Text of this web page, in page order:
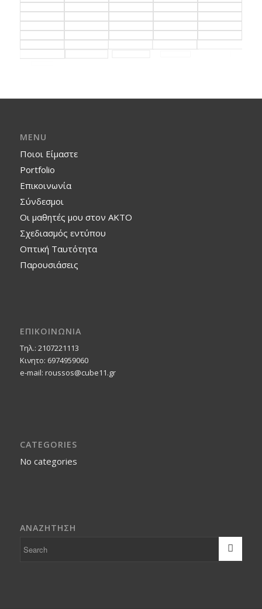
MENU
Ποιοι Είμαστε
Portfolio
Επικοινωνία
Σύνδεσμοι
Οι μαθητές μου στον ΑΚΤΟ
Σχεδιασμός εντύπου
Οπτική Ταυτότητα
Παρουσιάσεις
ΕΠΙΚΟΙΝΩΝΙΑ
Τηλ.: 2107221113
Κινητο: 6974959060
e-mail: roussos@cube11.gr
CATEGORIES
No categories
ΑΝΑΖΗΤΗΣΗ